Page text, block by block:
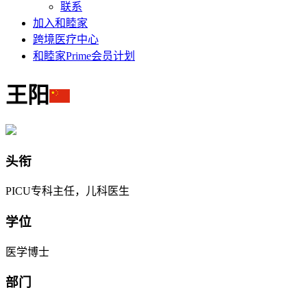
联系
加入和睦家
跨境医疗中心
和睦家Prime会员计划
王阳
头衔
PICU专科主任，儿科医生
学位
医学博士
部门